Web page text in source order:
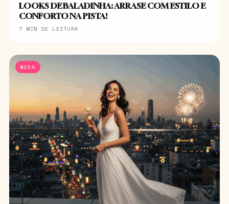
LOOKS DE BALADINHA: ARRASE COM ESTILO E
CONFORTO NA PISTA!
7 MIN DE LEITURA
MODA